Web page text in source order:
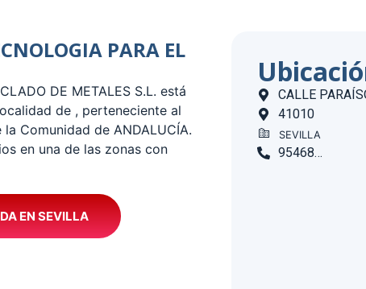
PARA EL
DE METALES S.L. está
de , perteneciente al
Comunidad de ANDALUCÍA.
en una de las zonas con
EN SEVILLA
CALLE
41010
SEVILLA
954686109